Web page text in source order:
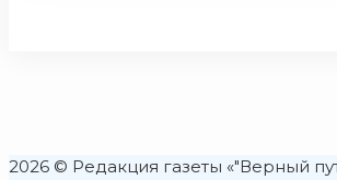
2026 © Редакция газеты «"Верный